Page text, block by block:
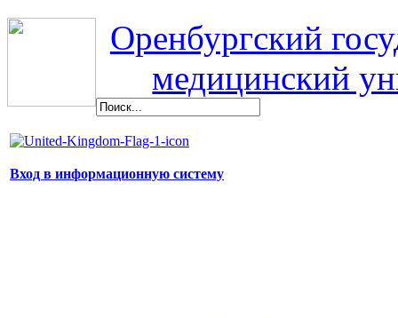
Оренбургский
медицинский
Вход в информационную систему